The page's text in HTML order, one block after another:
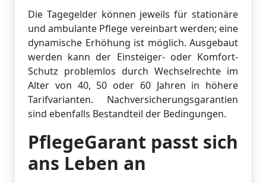
Die Tagegelder können jeweils für stationäre
und ambulante Pflege vereinbart werden; eine
dynamische Erhöhung ist möglich. Ausgebaut
werden kann der Einsteiger- oder Komfort-
Schutz problemlos durch Wechselrechte im
Alter von 40, 50 oder 60 Jahren in höhere
Tarifvarianten. Nachversicherungsgarantien
sind ebenfalls Bestandteil der Bedingungen.
PflegeGarant passt sich
ans Leben an